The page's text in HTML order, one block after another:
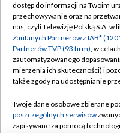
Abonament TVP
Emisja w TVP
Centrum informacji TVP
Naziemna Telewizja
Rada Programowa
dostęp do informacji na Twoim
przechowywanie oraz na
nas, czyli Telewizję Polską S.A. w
Zaufanych Partnerów z IAB*
Partnerów TVP (93 firm), w
zautomatyzowanego
mierzenia ich skuteczności) i
także zgody na udostępnianie
Twoje dane osobowe zbierane
poszczególnych serwisów
zapisywane za pomocą